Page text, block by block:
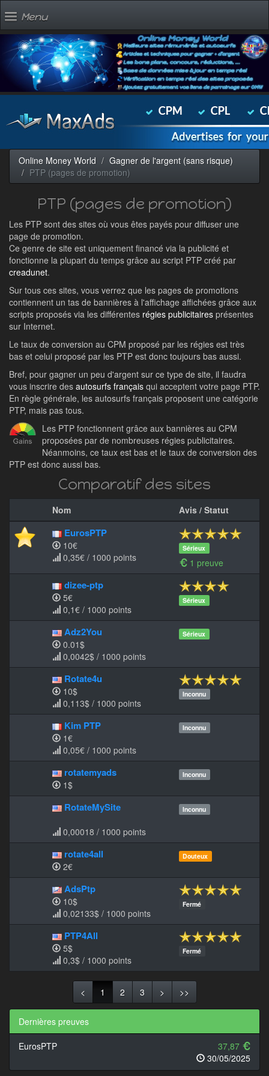
Menu
Online Money World
Gagner de l'argent (sans risque)
PTP (pages de promotion)
PTP (pages de promotion)
Les PTP sont des sites où vous êtes payés pour diffuser une
page de promotion.
Ce genre de site est uniquement financé via la publicité et
fonctionne la plupart du temps grâce au script PTP créé par
creadunet.
Sur tous ces sites, vous verrez que les pages de promotions
contiennent un tas de bannières à l'affichage affichées grâce aux
scripts proposés via les différentes régies publicitaires présentes
sur Internet.
Le taux de conversion au CPM proposé par les régies est très
bas et celui proposé par les PTP est donc toujours bas aussi.
Bref, pour gagner un peu d'argent sur ce type de site, il faudra
vous inscrire des autosurfs français qui acceptent votre page PTP.
En règle générale, les autosurfs français proposent une catégorie
PTP, mais pas tous.
Les PTP fonctionnent grâce aux bannières au CPM
proposées par de nombreuses régies publicitaires.
Néanmoins, ce taux est bas et le taux de conversion des
PTP est donc aussi bas.
Comparatif des sites
Nom Avis / Statut
EurosPTP
10€
0,35€ / 1000 points
Sérieux
1 preuve
dizee-ptp
5€
0,1€ / 1000 points
Sérieux
Adz2You
0.01$
0,0042$ / 1000 points
Sérieux
Rotate4u
10$
0,113$ / 1000 points
Inconnu
Kim PTP
1€
0,05€ / 1000 points
Inconnu
rotatemyads
1$
Inconnu
RotateMySite
0,00018 / 1000 points
Inconnu
rotate4all
2€
Douteux
AdsPtp
10$
0,02133$ / 1000 points
Fermé
PTP4All
5$
0,3$ / 1000 points
Fermé
< 1 2 3 > >>
Dernières preuves
EurosPTP
37,87
30/05/2025